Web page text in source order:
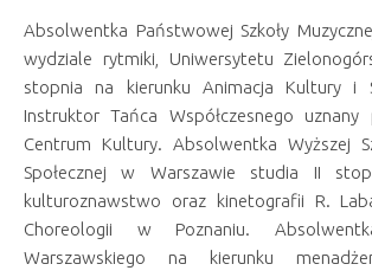
Absolwentka Państwowej Szkoły
wydziale rytmiki, Uniwersytetu
stopnia na kierunku Animacja Kultury i
Instruktor Tańca Współczesnego
Centrum Kultury. Absolwentka Wyższej
Społecznej w Warszawie studia II
kulturoznawstwo oraz kinetografii R.
Choreologii w Poznaniu.
Warszawskiego na kierunku